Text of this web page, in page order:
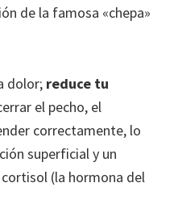
de la famosa «chepa»
dolor; reduce tu
el pecho, el
correctamente, lo
superficial y un
(la hormona del